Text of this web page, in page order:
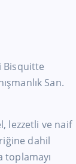
Bisquitte
San.
lezzetli ve naif
dahil
toplamayı